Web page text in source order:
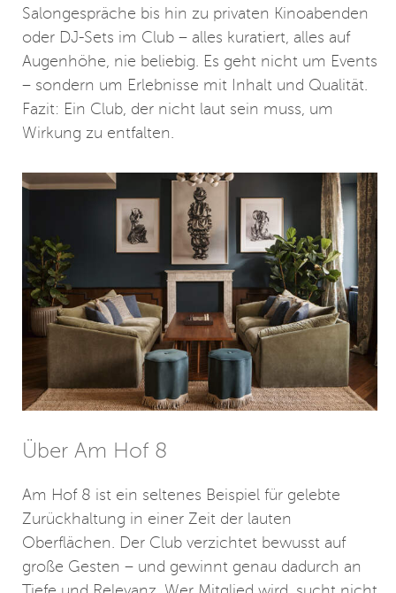
Salongespräche bis hin zu privaten Kinoabenden
oder DJ-Sets im Club – alles kuratiert, alles auf
Augenhöhe, nie beliebig. Es geht nicht um Events
– sondern um Erlebnisse mit Inhalt und Qualität.
Fazit: Ein Club, der nicht laut sein muss, um
Wirkung zu entfalten.
Über Am Hof 8
Am Hof 8 ist ein seltenes Beispiel für gelebte
Zurückhaltung in einer Zeit der lauten
Oberflächen. Der Club verzichtet bewusst auf
große Gesten – und gewinnt genau dadurch an